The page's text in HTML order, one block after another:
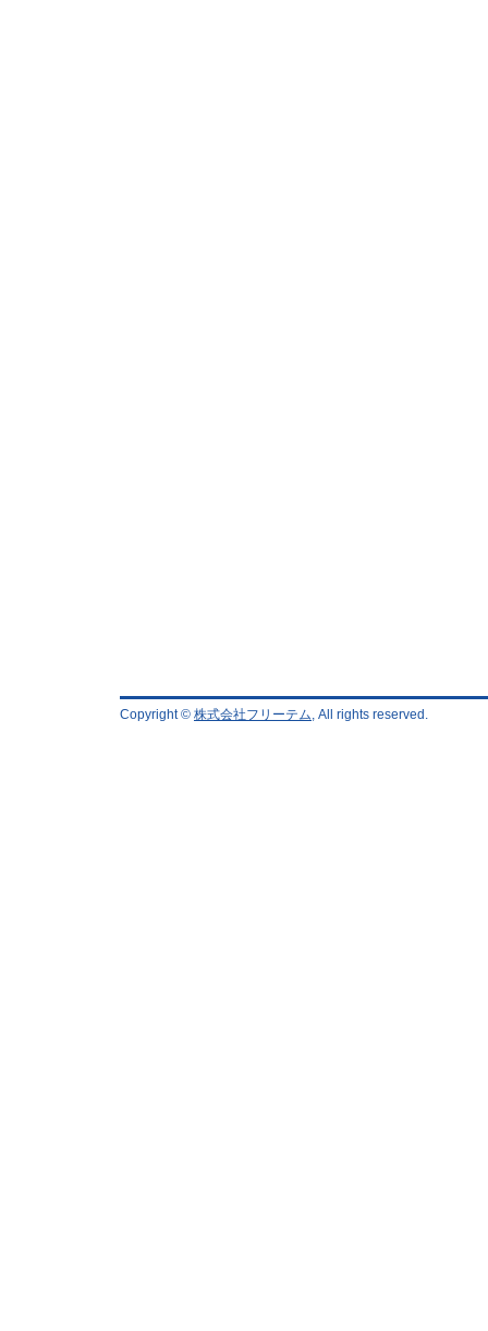
Copyright © 株式会社フリーテム, All rights reserved.